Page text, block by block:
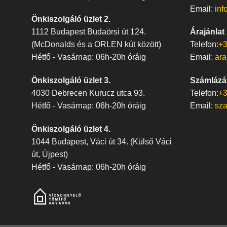
Önkiszolgáló üzlet 2.
1112 Budapest Budaörsi út 124.
(McDonalds és a ORLEN kút között)
Hétfő - Vasárnap: 06h-20h óráig
Önkiszolgáló üzlet 3.
4030 Debrecen Kurucz utca 93.
Hétfő - Vasárnap: 06h-20h óráig
Önkiszolgáló üzlet 4.
1044 Budapest, Váci út 34. (Külső Váci
út, Újpest)
Hétfő - Vasárnap: 06h-20h óráig
Email:
Árajánlat
Telefon:
Email:
Telefon:
Email: